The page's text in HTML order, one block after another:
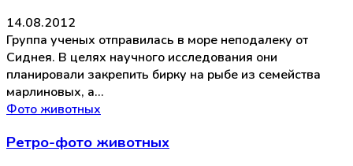
14.08.2012
Группа ученых отправилась в море неподалеку от
Сиднея. В целях научного исследования они
планировали закрепить бирку на рыбе из семейства
марлиновых, а…
Фото животных
Ретро-фото животных